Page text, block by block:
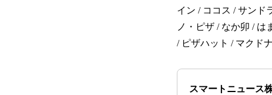
イン / ココス / サンド
ノ・ピザ / なか卯 / は
/ ピザハット / マクド
スマートニュース